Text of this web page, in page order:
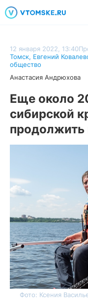
12 января 2022, 13:40
Томск, Евгений
общество
Анастасия Андрюхова
Еще около
сибирской
продолжить
Фото: Ксения